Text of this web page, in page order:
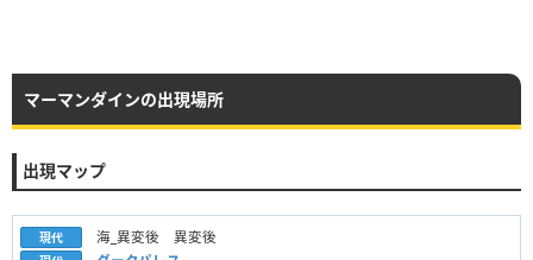
マーマンダインの出現場所
出現マップ
現代 海_異変後 異変後